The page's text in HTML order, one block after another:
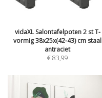
vidaXL Salontafelpoten 2 st T-
vormig 38x25x(42-43) cm staal
antraciet
€83,99